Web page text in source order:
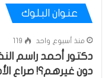
عنوان البلوك
منذ أسبوع واحد 119
دكتور أحمد راسم
دون غيرهم؟! صراع